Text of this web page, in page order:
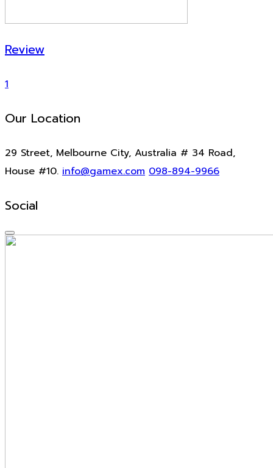
Review
1
Our Location
29 Street, Melbourne City, Australia # 34 Road,
House #10. info@gamex.com 098-894-9966
Social